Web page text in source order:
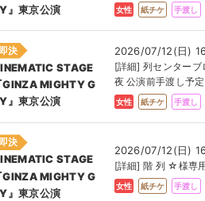
』東京公演
女性 紙チケ 手渡し
決
STAGE
GINZA MIGHTY G
』東京公演
2026/07/12(日)
[詳細] 列センターブ
夜 公演前手渡し予定
女性 紙チケ 手渡し
決
STAGE
GINZA MIGHTY G
』東京公演
2026/07/12(日)
[詳細] 階 列 ☆様専
女性 紙チケ 手渡し